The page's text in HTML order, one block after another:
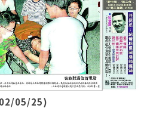
05/25)